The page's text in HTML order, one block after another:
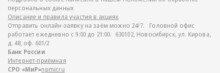
персональных данных
Описание и правила участия в акциях
Отправить онлайн-заявку на заём можно 24/7. Головной офис
работает ежедневно с 9:00 до 21:00. 630102, Новосибирск, ул. Кирова,
д. 48, оф. 601/2
Банк России
Интернет-приёмная
СРО «МиР»npmir.ru